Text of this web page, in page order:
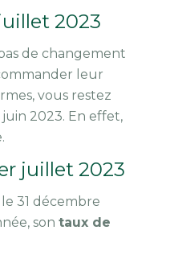
2023
de changement
leur
vous restez
2023. En effet,
juillet 2023
31 décembre
son taux de